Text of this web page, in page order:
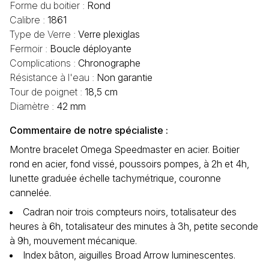
Forme du boitier : Rond
Calibre : 1861
Type de Verre : Verre plexiglas
Fermoir : Boucle déployante
Complications : Chronographe
Résistance à l'eau : Non garantie
Tour de poignet : 18,5 cm
Diamètre : 42 mm
Commentaire de notre spécialiste :
Montre bracelet Omega Speedmaster en acier. Boitier
rond en acier, fond vissé, poussoirs pompes, à 2h et 4h,
lunette graduée échelle tachymétrique, couronne
cannelée.
Cadran noir trois compteurs noirs, totalisateur des
heures à 6h, totalisateur des minutes à 3h, petite seconde
à 9h, mouvement mécanique.
Index bâton, aiguilles Broad Arrow luminescentes.